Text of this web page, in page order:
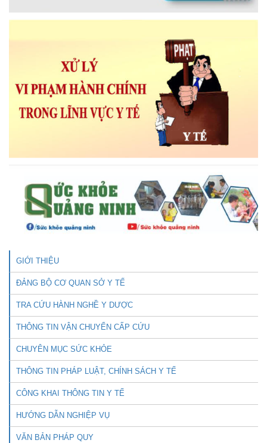
GIỚI THIỆU
ĐẢNG BỘ CƠ QUAN SỞ Y TẾ
TRA CỨU HÀNH NGHỀ Y DƯỢC
THÔNG TIN VẬN CHUYỂN CẤP CỨU
CHUYÊN MỤC SỨC KHỎE
THÔNG TIN PHÁP LUẬT, CHÍNH SÁCH Y TẾ
CÔNG KHAI THÔNG TIN Y TẾ
HƯỚNG DẪN NGHIỆP VỤ
VĂN BẢN PHÁP QUY